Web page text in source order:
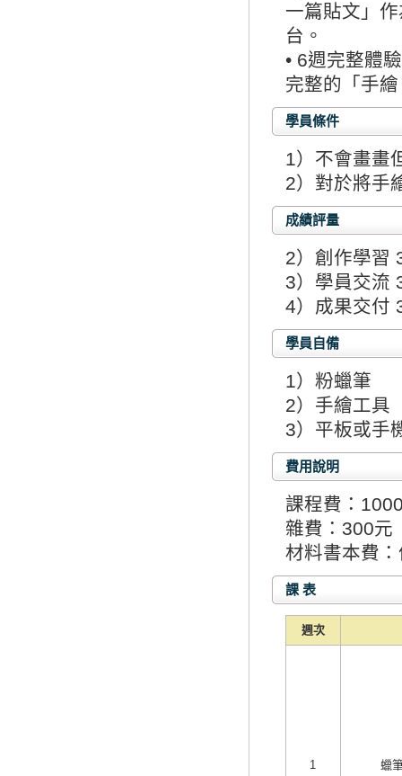
一篇貼文」
台。
• 6週完整體
完整的「手
學員條件
1）不會畫畫
2）對於將手
成績評量
2）創作學習
3）學員交流
4）成果交付
學員自備
1）粉蠟筆
2）手繪工具
3）平板或手
費用說明
課程費：
雜費：300元
材料書本費
課 表
週次
1 蠟